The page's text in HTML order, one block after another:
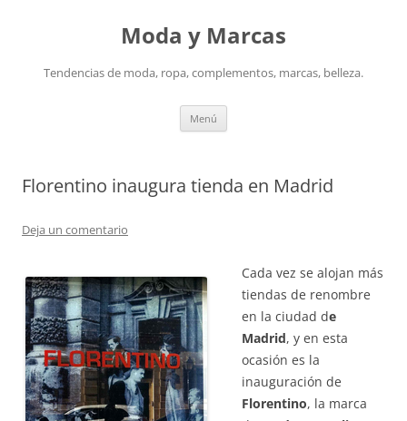
Moda y Marcas
Tendencias de moda, ropa, complementos, marcas, belleza.
Menú
Florentino inaugura tienda en Madrid
Deja un comentario
Cada vez se alojan más
tiendas de renombre
en la ciudad de
Madrid, y en esta
ocasión es la
inauguración de
Florentino, la marca